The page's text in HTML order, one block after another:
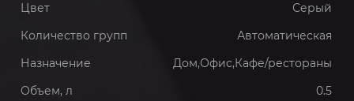
Цвет
Серый
Количество групп
Автоматическая
Назначение
Дом,Офис,Кафе/рестораны
Объем, л
0.5